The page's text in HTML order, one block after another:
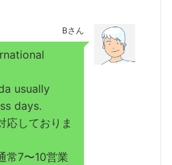
Bさん
usually
days.
応しておりま
常7〜10営業